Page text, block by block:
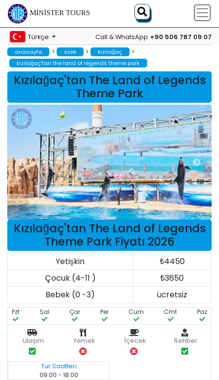
MINISTER TOURS
Türkçe Call & WhatsApp +90 506 787 09 07
anasayfa > side > kızılağaç >
kızılağaç'tan the land of legends theme park
Kızılağaç'tan The Land of Legends
Theme Park
Kızılağaç'tan The Land of Legends
Theme Park Fiyatı 2026
Yetişkin
₺4450
Çocuk (4-11 )
₺3650
Bebek (0 -3)
ücretsiz
Pzt Sal Çar Per Cum Cmt Paz
Ulaşım Yemek İçecek Rehber
Tur Saatleri
09:00 - 18:00